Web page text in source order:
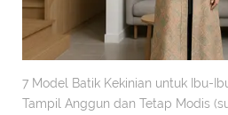
7 Model Batik Kekinian untuk Ibu-
Tampil Anggun dan Tetap Modis